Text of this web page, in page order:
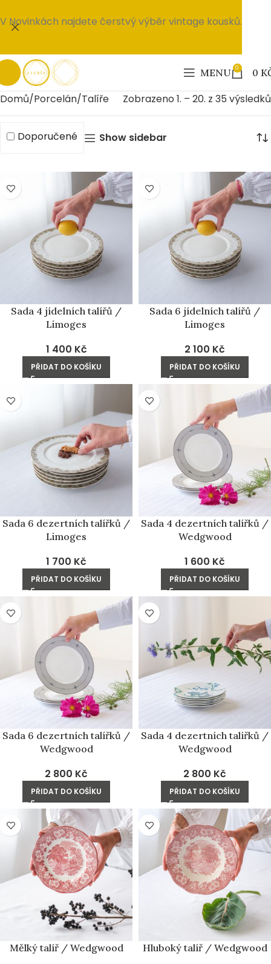
MENU 0 0
Domů Porcelán Talíře Zobrazeno 1. – 20. z 35 výsledků
Doporučené Show sidebar
Sada 4 jídelních talířů /
Limoges
1 400 Kč
PŘIDAT DO KOŠÍKU
Sada 6 jídelních talířů /
Limoges
2 100 Kč
PŘIDAT DO KOŠÍKU
Sada 6 dezertních talířků /
Limoges
1 700 Kč
PŘIDAT DO KOŠÍKU
Sada 4 dezertních talířků /
Wedgwood
1 600 Kč
PŘIDAT DO KOŠÍKU
Sada 6 dezertních talířků /
Wedgwood
2 800 Kč
PŘIDAT DO KOŠÍKU
Sada 4 dezertních talířků /
Wedgwood
2 800 Kč
PŘIDAT DO KOŠÍKU
Mělký talíř / Wedgwood Hluboký talíř / Wedgwood
V Novinkách najdete čerstvý výběr vintage kousků.